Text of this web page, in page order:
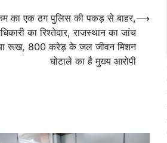
का एक ठग पुलिस की पकड़ से बाहर,
का रिश्तेदार, राजस्थान का जांच
रूख, 800 करेड़ के जल जीवन मिशन
घोटाले का है मुख्य आरोपी
⟶